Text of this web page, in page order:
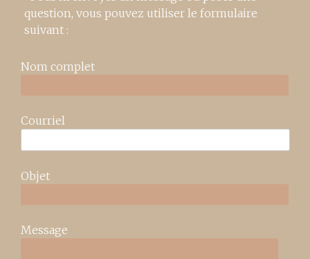
question, vous pouvez utiliser le formulaire
suivant :
Nom complet
Courriel
Objet
Message